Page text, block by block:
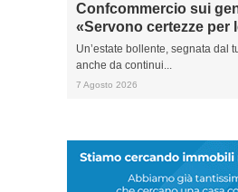
Confcommercio sui
«Servono certezze per
Un’estate bollente, segnata dal
anche da continui...
7 Agosto 2026